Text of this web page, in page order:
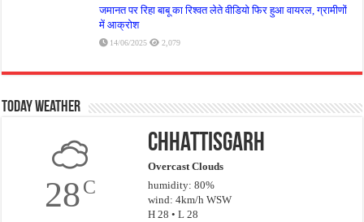
जमानत पर रिहा बाबू का रिश्वत लेते वीडियो फिर हुआ वायरल, ग्रामीणों
में आक्रोश
14/06/2025 2,079
Today Weather
28C
Chhattisgarh
Overcast Clouds
humidity: 80%
wind: 4km/h WSW
H 28 • L 28